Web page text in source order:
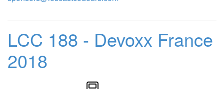
LCC 188 - Devoxx France
2018